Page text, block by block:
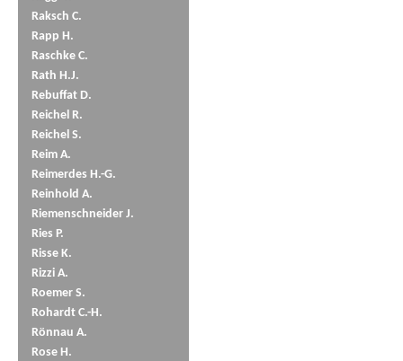
Raksch C.
Rapp H.
Raschke C.
Rath H.J.
Rebuffat D.
Reichel R.
Reichel S.
Reim A.
Reimerdes H.-G.
Reinhold A.
Riemenschneider J.
Ries P.
Risse K.
Rizzi A.
Roemer S.
Rohardt C.-H.
Rönnau A.
Rose H.